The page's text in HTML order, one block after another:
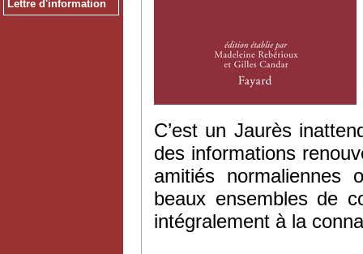
Lettre d'information
C’est un Jaurès
des informations
amitiés
beaux ensembles de
intégralement à la